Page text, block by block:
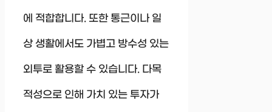
에 적합합니다. 또한 통근이나 일
상 생활에서도 가볍고 방수성 있는
외투로 활용할 수 있습니다. 다목
적성으로 인해 가치 있는 투자가